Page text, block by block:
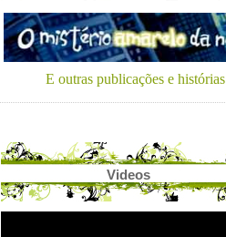
E outras publicações e histórias
Videos